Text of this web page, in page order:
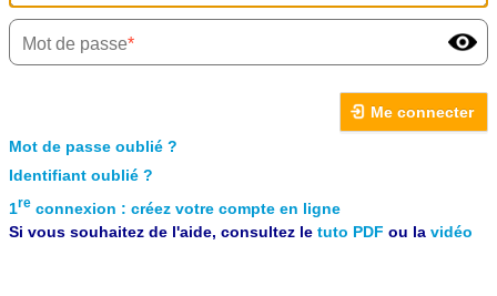
Mot de passe
Me connecter
Mot de passe oublié ?
Identifiant oublié ?
1re connexion : créez votre compte en ligne
Si vous souhaitez de l'aide, consultez le tuto PDF ou la vidéo